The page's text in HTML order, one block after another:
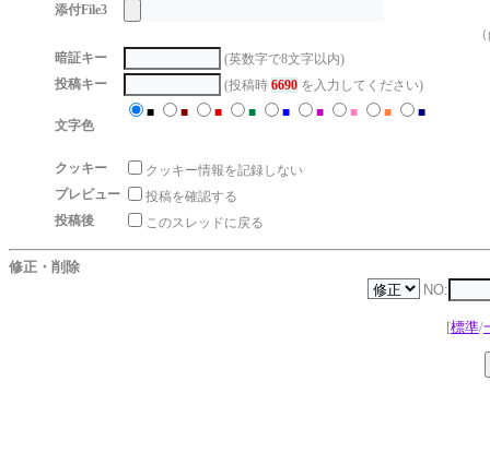
添付File3
暗証キー
(英数字で8文字以内)
投稿キー
(投稿時 6690 を入力してください)
文字色
■ ■ ■ ■ ■ ■ ■ ■ ■
クッキー
クッキー情報を記録しない
プレビュー
投稿を確認する
投稿後
このスレッドに戻る
修正・削除
NO:
[標準/